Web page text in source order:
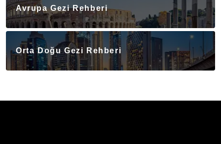
Avrupa Gezi Rehberi
Orta Doğu Gezi Rehberi